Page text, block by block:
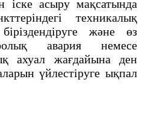
іске асыру мақсатында
техникалық
және өз
авария немесе
ахуал жағдайына ден
үйлестіруге ықпал